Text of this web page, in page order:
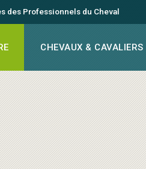
des Professionnels du Cheval
CHEVAUX & CAVALIERS